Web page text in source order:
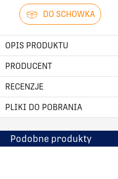
DO SCHOWKA
OPIS PRODUKTU
PRODUCENT
RECENZJE
PLIKI DO POBRANIA
Podobne produkty